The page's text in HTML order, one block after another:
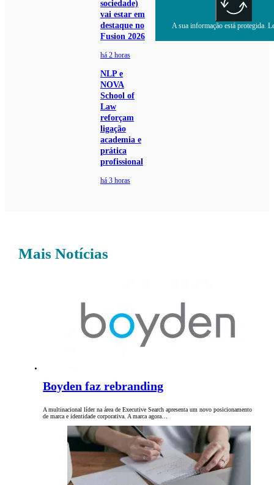
sociedade)
vai estar em
destaque no
Fusion 2026
há 2 horas
NLP e
NOVA
School of
Law
reforçam
ligação
academia e
prática
profissional
há 3 horas
A sua informação está protegida.
Mais Notícias
Boyden faz rebranding
A multinacional líder na área de Executive Search apresenta um novo posicionamento
de marca e identidade corporativa. A marca agora…